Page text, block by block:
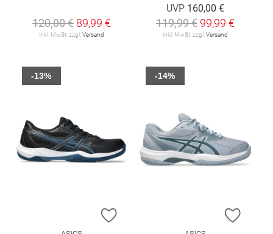
120,00 € 89,99 €
inkl. MwSt. zzgl. Versand
UVP 160,00 €
119,99 € 99,99 €
inkl. MwSt. zzgl. Versand
ZUR WUNSCHLISTE HINZUFÜGEN
-13%
ZUR
-14%